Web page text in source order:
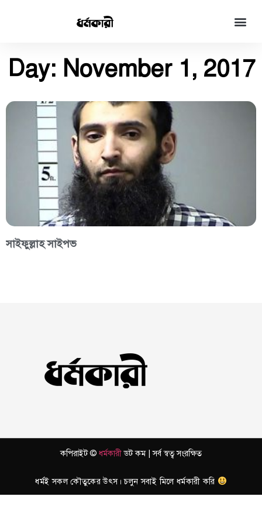
Day: November 1, 2017
সাইফুল্লাহ সাইপভ
কপিরাইট © ধর্মকারীডট কম | সর্ব স্বত্ব সংরক্ষিত
ধর্মই সকল কৌতুকের উৎস। চলুন সবাই মিলে ধর্মকারী করি